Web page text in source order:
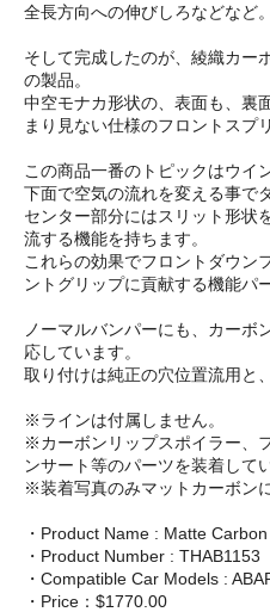
全長方向への伸びしろなどなど。
そして完成したのが、綾織カー
の製品。
中空モナカ形状の、表面も、裏
まり見ない仕様のフロントスプ
この商品一番のトピックはウイ
下面で空気の流れを変える事で
センター部分にはスリット形状
流する機能を持ちます。
これらの効果でフロントダウン
ントグリップに貢献する機能パ
ノーマルバンパーにも、カーボ
応しています。
取り付けは純正の穴位置流用と
※ラインは付属しません。
※カーボンリップスポイラー、
ンサート等のパーツを装着して
※装着写真のみマットカーボン
・Product Name : Matte
・Product Number : THAB1153
・Compatible Car Models :
・Price：$1770.00